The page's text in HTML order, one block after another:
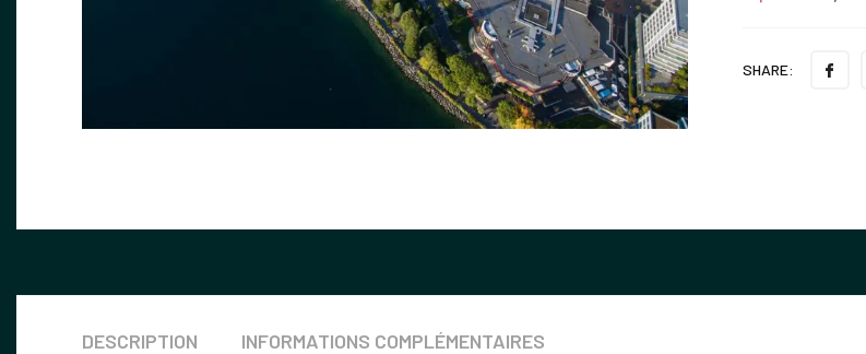
SHARE:
DESCRIPTION INFORMATIONS COMPLÉMENTAIRES